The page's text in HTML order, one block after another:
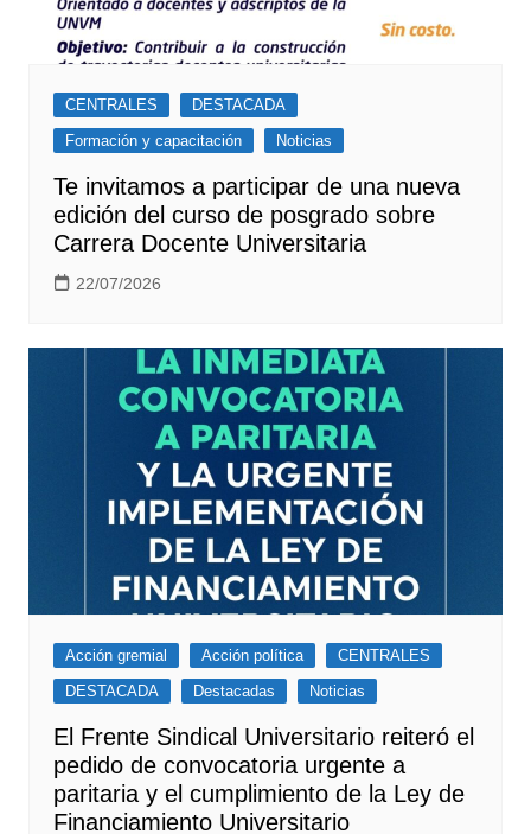
CENTRALES
DESTACADA
Formación y capacitación
Noticias
Te invitamos a participar de una nueva
edición del curso de posgrado sobre
Carrera Docente Universitaria
22/07/2026
Acción gremial Acción política
CENTRALES
DESTACADA
Destacadas Noticias
El Frente Sindical Universitario reiteró el
pedido de convocatoria urgente a
paritaria y el cumplimiento de la Ley de
Financiamiento Universitario